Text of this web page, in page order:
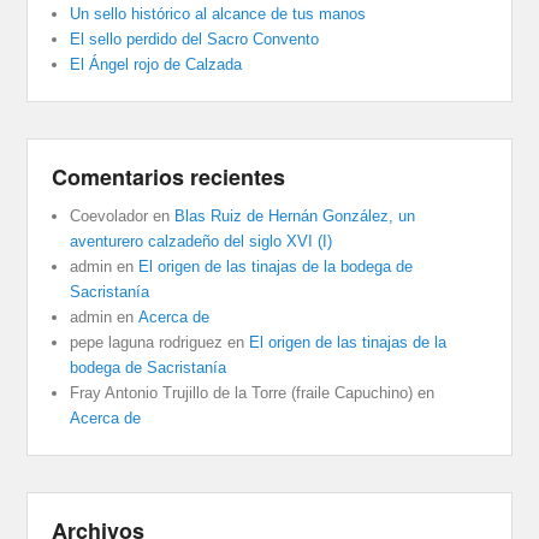
Un sello histórico al alcance de tus manos
El sello perdido del Sacro Convento
El Ángel rojo de Calzada
Comentarios recientes
Coevolador en Blas Ruiz de Hernán González, un
aventurero calzadeño del siglo XVI (I)
admin en El origen de las tinajas de la bodega de
Sacristanía
admin enAcerca de
pepe laguna rodriguez en El origen de las tinajas de la
bodega de Sacristanía
Fray Antonio Trujillo de la Torre (fraile Capuchino) en
Acerca de
Archivos